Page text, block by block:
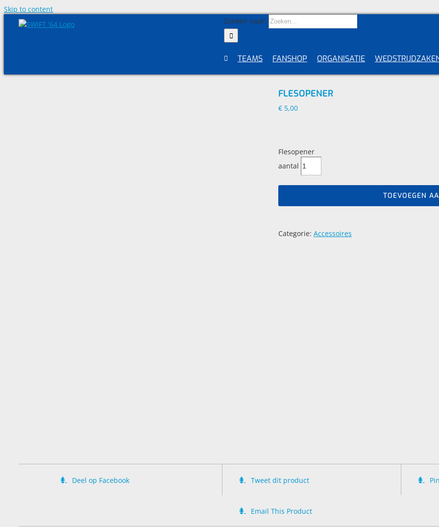
Skip to content
Zoeken naar:
TEAMS FANSHOP ORGANISATIE
FLESOPENER
€ 5,00
Flesopener
aantal
TOEVOEGEN
Categorie: Accessoires
Deel op Facebook Tweet dit product
Email This Product